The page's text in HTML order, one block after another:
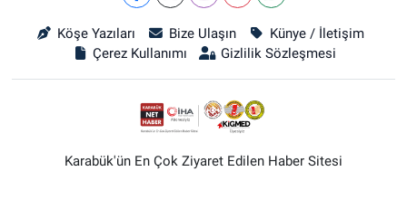
Köşe Yazıları Bize Ulaşın
Künye / İletişim
Çerez Kullanımı
Gizlilik Sözleşmesi
Karabük'ün En Çok Ziyaret Edilen Haber Sitesi